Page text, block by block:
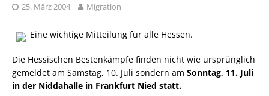
25. März 2004 Migration
Eine wichtige Mitteilung für alle Hessen.
Die Hessischen Bestenkämpfe finden nicht wie ursprünglich
gemeldet am Samstag, 10. Juli sondern am Sonntag, 11. Juli
in der Niddahalle in Frankfurt Nied statt.